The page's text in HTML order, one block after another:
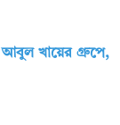
আবুল খায়ের গ্রুপে,